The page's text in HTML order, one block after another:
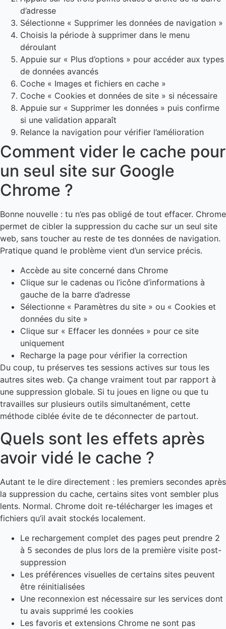
d’adresse
Sélectionne « Supprimer les données de navigation »
Choisis la période à supprimer dans le menu
déroulant
Appuie sur « Plus d’options » pour accéder aux types
de données avancés
Coche « Images et fichiers en cache »
Coche « Cookies et données de site » si nécessaire
Appuie sur « Supprimer les données » puis confirme
si une validation apparaît
Relance la navigation pour vérifier l’amélioration
Comment vider le cache pour
un seul site sur Google
Chrome ?
Bonne nouvelle : tu n’es pas obligé de tout effacer. Chrome
permet de cibler la suppression du cache sur un seul site
web, sans toucher au reste de tes données de navigation.
Pratique quand le problème vient d’un service précis.
Accède au site concerné dans Chrome
Clique sur le cadenas ou l’icône d’informations à
gauche de la barre d’adresse
Sélectionne « Paramètres du site » ou « Cookies et
données du site »
Clique sur « Effacer les données » pour ce site
uniquement
Recharge la page pour vérifier la correction
Du coup, tu préserves tes sessions actives sur tous les
autres sites web. Ça change vraiment tout par rapport à
une suppression globale. Si tu joues en ligne ou que tu
travailles sur plusieurs outils simultanément, cette
méthode ciblée évite de te déconnecter de partout.
Quels sont les effets après
avoir vidé le cache ?
Autant te le dire directement : les premiers secondes après
la suppression du cache, certains sites vont sembler plus
lents. Normal. Chrome doit re-télécharger les images et
fichiers qu’il avait stockés localement.
Le rechargement complet des pages peut prendre 2
à 5 secondes de plus lors de la première visite post-
suppression
Les préférences visuelles de certains sites peuvent
être réinitialisées
Une reconnexion est nécessaire sur les services dont
tu avais supprimé les cookies
Les favoris et extensions Chrome ne sont pas